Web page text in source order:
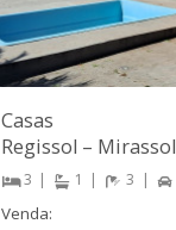
Casas
Regissol – Mirassol
3 1 3
Venda: